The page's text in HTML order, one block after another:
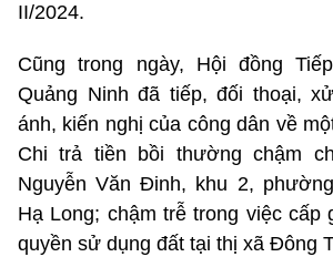
II/2024.
Cũng trong ngày, Hội đồng
Quảng Ninh đã tiếp, đối thoại,
ánh, kiến nghị của công dân về
Chi trả tiền bồi thường chậm
Nguyễn Văn Đinh, khu 2,
Hạ Long; chậm trễ trong việc cấp
quyền sử dụng đất tại thị xã Đông